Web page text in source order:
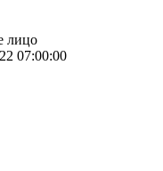
лицо
07:00:00